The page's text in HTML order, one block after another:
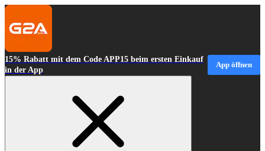
15% Rabatt mit dem Code APP15 beim ersten Einkauf
in der App
App öffnen